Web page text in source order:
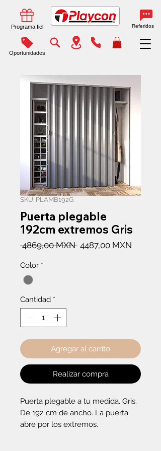
Programa fiel Referidos
Oportunidades
SKU: PLAMB192G
Puerta plegable
192cm extremos Gris
4869,00 MXN Precio
4487,00 MXN
Color *
Cantidad *
Agregar al carrito
Realizar compra
Puerta plegable a tu medida. Gris.
De 192 cm de ancho. La puerta
abre por los extremos.